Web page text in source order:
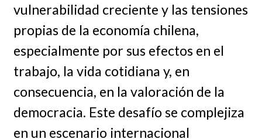
vulnerabilidad creciente y las tensiones
propias de la economía chilena,
especialmente por sus efectos en el
trabajo, la vida cotidiana y, en
consecuencia, en la valoración de la
democracia. Este desafío se complejiza
en un escenario internacional